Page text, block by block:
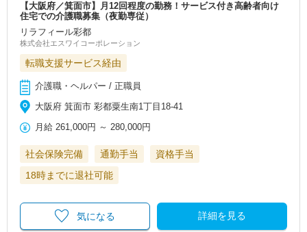
【大阪府／箕面市】月12回程度の勤務！サービス付き高齢者向け
住宅での介護職募集（夜勤専従）
リラフィール彩都
株式会社エスワイコーポレーション
転職支援サービス経由
介護職・ヘルパー / 正職員
大阪府 箕面市 彩都粟生南1丁目18-41
月給 261,000円 ～280,000円
社会保険完備 通勤手当
資格手当
18時までに退社可能
詳細を見る
気になる